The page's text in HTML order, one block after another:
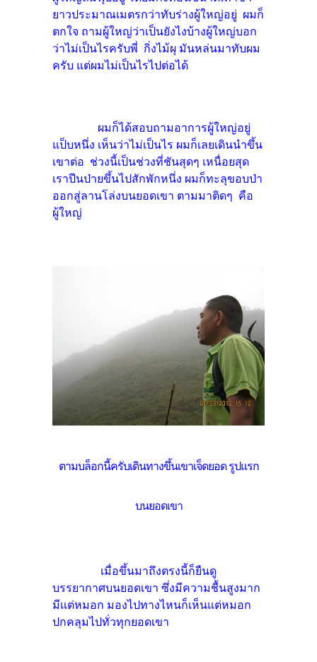
ยาวประมาณเมตรกว่าทับร่างผู้ใหญ่อยู่ ผมก็
ตกใจ ถามผู้ใหญ่ว่าเป็นยังไงบ้างผู้ใหญ่บอก
ว่าไม่เป็นไรครับพี่ กิ่งไม้ผุ มันหล่นมาทับผม
ครับ แต่ผมไม่เป็นไรไปต่อได้
ผมก็ได้สอบถามอาการผู้ใหญ่อยู่
แป็บหนึ่ง เห็นว่าไม่เป็นไร ผมก็เลยเดินนำขึ้น
เขาต่อ ช่วงนี้เป็นช่วงที่ชันสุดๆ เหนื่อยสุด
เราปีนป่ายขึ้นไปสักพักหนึ่ง ผมก็ทะลุขอบป่า
ออกสู่ลานโล่งบนยอดเขา ตามมาติดๆ คือ
ผู้ใหญ่
ตามบล็อกนี้ครับเดินทางขึ้นเขาเจ็ดยอด รูปแรก
บนยอดเขา
เมื่อขึ้นมาถึงตรงนี้ก็ยืนดู
บรรยากาศบนยอดเขา ซึ่งมีความชื้นสูงมาก
มีแต่หมอก มองไปทางไหนก็เห็นแต่หมอก
ปกคลุมไปทั่วทุกยอดเขา